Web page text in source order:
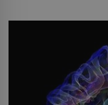
přízračná scéna
světová válka se